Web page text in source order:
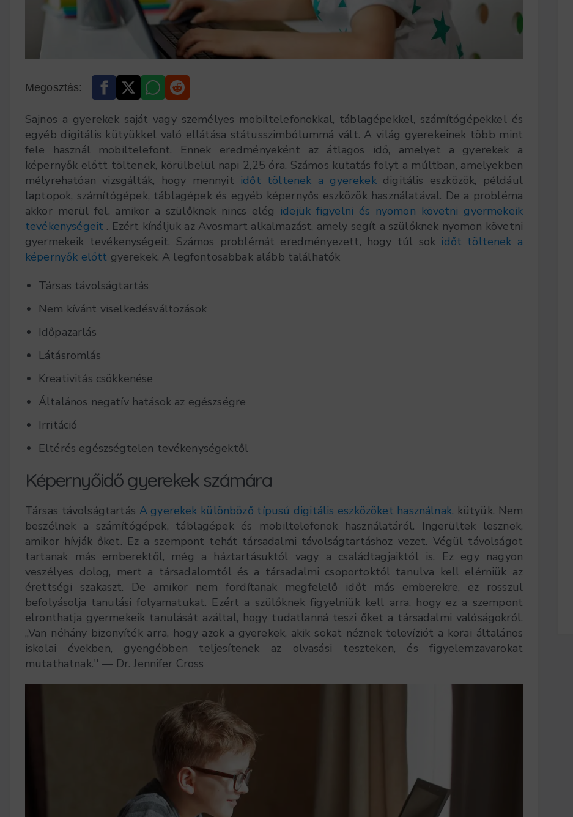
Megosztás:
Sajnos a gyerekek saját vagy személyes mobiltelefonokkal, táblagépekkel, számítógépekkel és
egyéb digitális kütyükkel való ellátása státusszimbólummá vált. A világ gyerekeinek több mint
fele használ mobiltelefont. Ennek eredményeként az átlagos idő, amelyet a gyerekek a
képernyők előtt töltenek, körülbelül napi 2,25 óra. Számos kutatás folyt a múltban, amelyekben
mélyrehatóan vizsgálták, hogy mennyit időt töltenek a gyerekek digitális eszközök, például
laptopok, számítógépek, táblagépek és egyéb képernyős eszközök használatával. De a probléma
akkor merül fel, amikor a szülőknek nincs elég idejük figyelni és nyomon követni gyermekeik
tevékenységeit . Ezért kínáljuk az Avosmart alkalmazást, amely segít a szülőknek nyomon követni
gyermekeik tevékenységeit. Számos problémát eredményezett, hogy túl sok időt töltenek a
képernyők előtt gyerekek. A legfontosabbak alább találhatók
Társas távolságtartás
Nem kívánt viselkedésváltozások
Időpazarlás
Látásromlás
Kreativitás csökkenése
Általános negatív hatások az egészségre
Irritáció
Eltérés egészségtelen tevékenységektől
Képernyőidő gyerekek számára
Társas távolságtartás A gyerekek különböző típusú digitális eszközöket használnak. kütyük. Nem
beszélnek a számítógépek, táblagépek és mobiltelefonok használatáról. Ingerültek lesznek,
amikor hívják őket. Ez a szempont tehát társadalmi távolságtartáshoz vezet. Végül távolságot
tartanak más emberektől, még a háztartásuktól vagy a családtagjaiktól is. Ez egy nagyon
veszélyes dolog, mert a társadalomtól és a társadalmi csoportoktól tanulva kell elérniük az
érettségi szakaszt. De amikor nem fordítanak megfelelő időt más emberekre, ez rosszul
befolyásolja tanulási folyamatukat. Ezért a szülőknek figyelniük kell arra, hogy ez a szempont
elronthatja gyermekeik tanulását azáltal, hogy tudatlanná teszi őket a társadalmi valóságokról.
„Van néhány bizonyíték arra, hogy azok a gyerekek, akik sokat néznek televíziót a korai általános
iskolai években, gyengébben teljesítenek az olvasási teszteken, és figyelemzavarokat
mutathatnak.'' — Dr. Jennifer Cross